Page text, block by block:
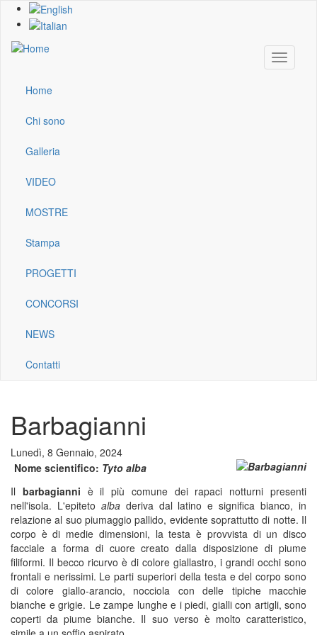
Skip
content
Toggle
Main
navigation
Home
Chi sono
Galleria
VIDEO
MOSTRE
Stampa
PROGETTI
CONCORSI
NEWS
Contatti
Barbagianni
Lunedì, 8 Gennaio, 2024
Nome scientifico: Tyto alba
Il barbagianni è il più comune dei rapaci notturni presenti
nell'isola. L'epiteto alba deriva dal latino e significa bianco, in
relazione al suo piumaggio pallido, evidente soprattutto di notte. Il
corpo è di medie dimensioni, la testa è provvista di un disco
facciale a forma di cuore creato dalla disposizione di piume
filiformi. Il becco ricurvo è di colore giallastro, i grandi occhi sono
frontali e nerissimi. Le parti superiori della testa e del corpo sono
di colore giallo-arancio, nocciola con delle tipiche macchie
bianche e grigie. Le zampe lunghe e i piedi, gialli con artigli, sono
coperti da piume bianche. Il suo verso è molto caratteristico,